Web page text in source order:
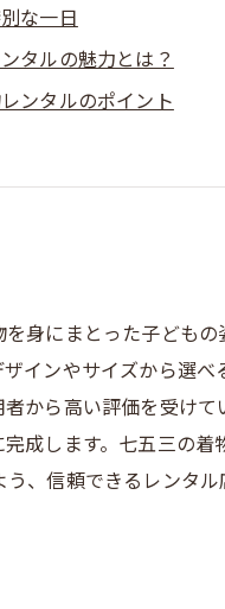
な一日
タルの魅力とは？
ンタルのポイント
お手入れや保管不要の
身にまとった子ども
インやサイズから選
から高い評価を受け
成します。七五三の
、信頼できるレンタ